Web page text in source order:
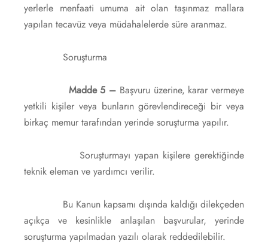
yerlerle menfaati umuma ait olan taşınmaz mallara
yapılan tecavüz veya müdahalelerde süre aranmaz.
Soruşturma
Madde 5 – Başvuru üzerine, karar vermeye
yetkili kişiler veya bunların görevlendireceği bir veya
birkaç memur tarafından yerinde soruşturma yapılır.
Soruşturmayı yapan kişilere gerektiğinde
teknik eleman ve yardımcı verilir.
Bu Kanun kapsamı dışında kaldığı dilekçeden
açıkça ve kesinlikle anlaşılan başvurular, yerinde
soruşturma yapılmadan yazılı olarak reddedilebilir.